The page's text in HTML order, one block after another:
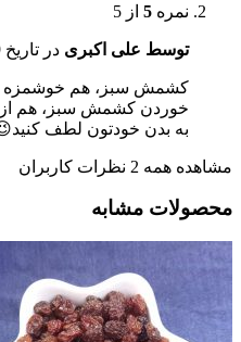
نمره 5 از 5
توسط علی اکبری در تاریخ
کشمش سبز، هم خوشمزه
خوردن کشمش سبز، هم
به بدن خودتون لطف
مشاهده همه 2 نظرات کاربران
محصولات مشابه